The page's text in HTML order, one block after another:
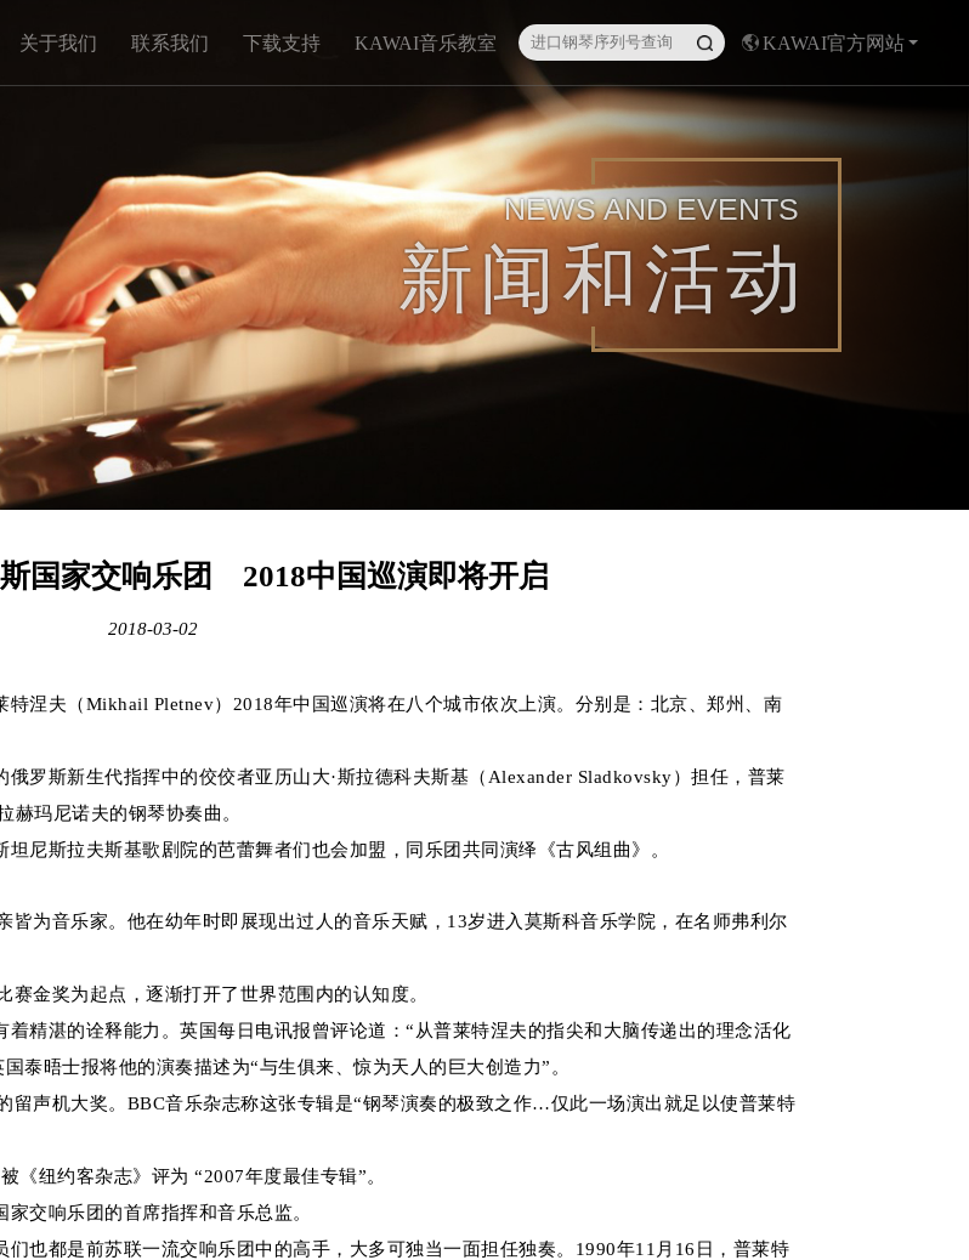
关于我们 联系我们 下载支持 KAWAI音乐教室 KAWAI官方网站
NEWS AND EVENTS
新闻和活动
国家交响乐团 2018中国巡演即将开启
2018-03-02
涅夫（Mikhail Pletnev）2018年中国巡演将在八个城市依次上演。分别是：北京、郑州、南
斯新生代指挥中的佼佼者亚历山大·斯拉德科夫斯基（Alexander Sladkovsky）担任，普莱
玛尼诺夫的钢琴协奏曲。
斯拉夫斯基歌剧院的芭蕾舞者们也会加盟，同乐团共同演绎《古风组曲》。
为音乐家。他在幼年时即展现出过人的音乐天赋，13岁进入莫斯科音乐学院，在名师弗利尔
金奖为起点，逐渐打开了世界范围内的认知度。
湛的诠释能力。英国每日电讯报曾评论道：“从普莱特涅夫的指尖和大脑传递出的理念活化
泰晤士报将他的演奏描述为“与生俱来、惊为天人的巨大创造力”。
声机大奖。BBC音乐杂志称这张专辑是“钢琴演奏的极致之作…仅此一场演出就足以使普莱特
纽约客杂志》评为 “2007年度最佳专辑”。
交响乐团的首席指挥和音乐总监。
都是前苏联一流交响乐团中的高手，大多可独当一面担任独奏。1990年11月16日，普莱特